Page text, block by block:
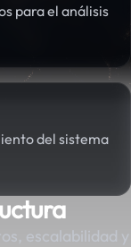
para el análisis
del sistema
escalabilidad y